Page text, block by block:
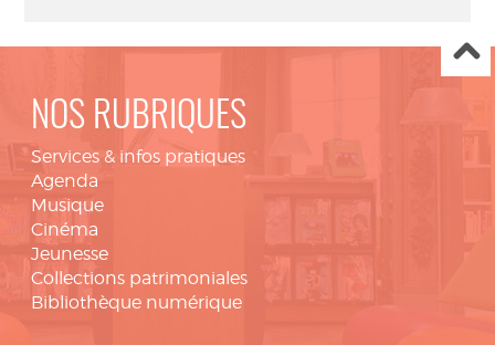
NOS RUBRIQUES
Services & infos pratiques
Agenda
Musique
Cinéma
Jeunesse
Collections patrimoniales
Bibliothèque numérique